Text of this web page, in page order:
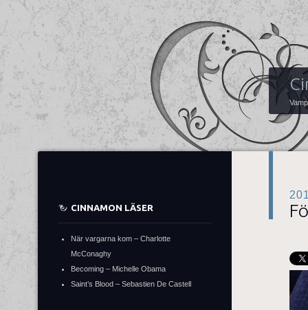
CINNAMON LÄSER
När vargarna kom – Charlotte
McConaghy
Becoming – Michelle Obama
Saint’s Blood – Sebastien De Castell